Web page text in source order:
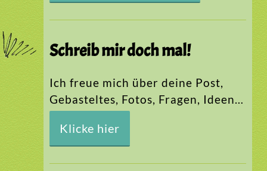
Schreib mir doch mal!
Ich freue mich über deine Post,
Gebasteltes, Fotos, Fragen, Ideen…
Klicke hier